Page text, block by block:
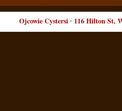
Ojcowie Cystersi ∙ 116 Hilton St,